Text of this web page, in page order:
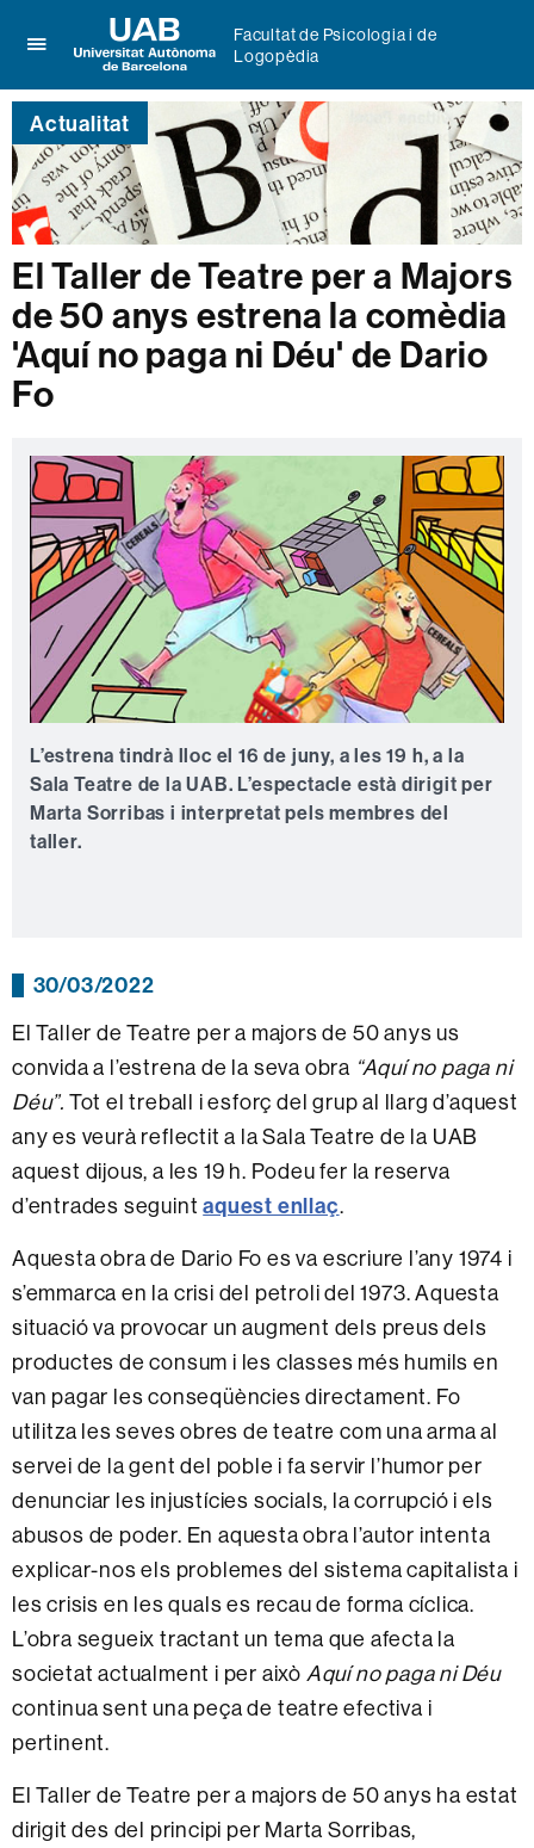
per
desplegar
el
menú
de
Facultat
de
Psicologia
de
Logopèdia
Universitat
Autònoma
de
Barcelona
Facultat de Psicologia i de
Logopèdia
Actualitat
El Taller de Teatre per a Majors
de 50 anys estrena la comèdia
'Aquí no paga ni Déu' de Dario
Fo
L’estrena tindrà lloc el 16 de juny, a les 19 h, a la
Sala Teatre de la UAB. L’espectacle està dirigit per
Marta Sorribas i interpretat pels membres del
taller.
30/03/2022
El Taller de Teatre per a majors de 50 anys us
convida a l’estrena de la seva obra “Aquí no paga ni
Déu”. Tot el treball i esforç del grup al llarg d’aquest
any es veurà reflectit a la Sala Teatre de la UAB
aquest dijous, a les 19 h. Podeu fer la reserva
d’entrades seguintaquest enllaç.
Aquesta obra de Dario Fo es va escriure l’any 1974 i
s’emmarca en la crisi del petroli del 1973. Aquesta
situació va provocar un augment dels preus dels
productes de consum i les classes més humils en
van pagar les conseqüències directament. Fo
utilitza les seves obres de teatre com una arma al
servei de la gent del poble i fa servir l’humor per
denunciar les injustícies socials, la corrupció i els
abusos de poder. En aquesta obra l’autor intenta
explicar-nos els problemes del sistema capitalista i
les crisis en les quals es recau de forma cíclica.
L’obra segueix tractant un tema que afecta la
societat actualment i per això Aquí no paga ni Déu
continua sent una peça de teatre efectiva i
pertinent.
El Taller de Teatre per a majors de 50 anys ha estat
dirigit des del principi per Marta Sorribas,